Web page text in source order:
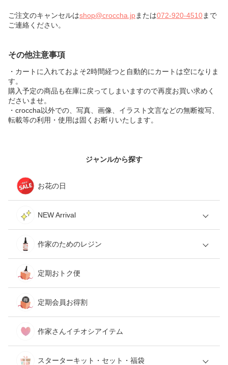
ご注文のキャンセルはshop@croccha.jpまたは072-920-4510まで
ご連絡ください。
その他注意事項
・カートに入れておよそ2時間経つと自動的にカートは空になりま
す。
購入予定の商品も在庫に戻ってしまいますので再度お買い求めく
ださいませ。
・croccha以外での、写真、画像、イラスト文言などの無断複写、
転載等の利用・使用は固くお断りいたします。
ジャンルから探す
お花の日
NEW Arrival
作家のためのレジン
定期おトク便
定期会員お得割
作家さんイチオシアイテム
スターターキット・セット・福袋